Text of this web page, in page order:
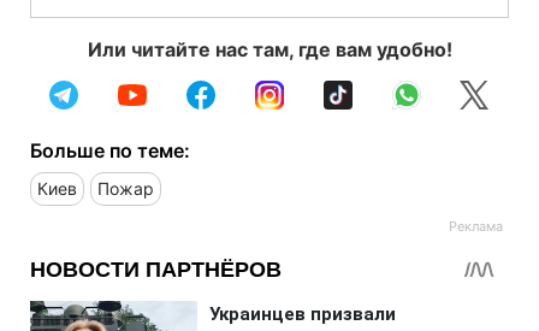
Или читайте нас там, где вам удобно!
Больше по теме:
Киев Пожар